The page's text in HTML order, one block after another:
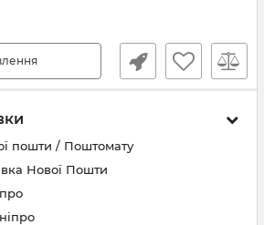
пошти / Поштомату
Нової Пошти